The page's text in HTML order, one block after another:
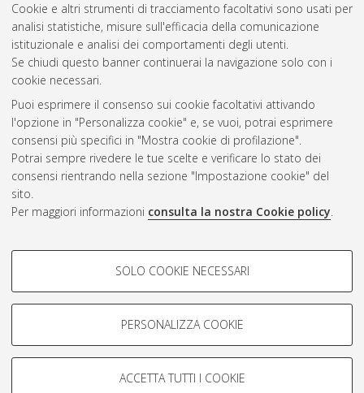
Cookie e altri strumenti di tracciamento facoltativi sono usati per
analisi statistiche, misure sull'efficacia della comunicazione
istituzionale e analisi dei comportamenti degli utenti.
Se chiudi questo banner continuerai la navigazione solo con i
cookie necessari.
Puoi esprimere il consenso sui cookie facoltativi attivando
l'opzione in "Personalizza cookie" e, se vuoi, potrai esprimere
consensi più specifici in "Mostra cookie di profilazione".
Potrai sempre rivedere le tue scelte e verificare lo stato dei
consensi rientrando nella sezione "Impostazione cookie" del
sito.
Per maggiori informazioni consulta la nostra Cookie policy.
COOKIE DI PROFILAZIONE -
Si tratta di cookie utilizzati per analizzare le caratteristiche della
navigazione degli utenti, creare profili in base al loro comportamento
Mostra cookie di profilazione
SOLO COOKIE NECESSARI
PERSONALIZZA COOKIE
ACCETTA TUTTI I COOKIE
Questa lista e' stata generata il Wed Aug 5 20:51:27 2026
Atom
Rss 1.0
Rss 2.0
ISSN: 2038-7946
Impostazioni Cookie
Informativa sulla privacy
Condizioni d’uso del sito